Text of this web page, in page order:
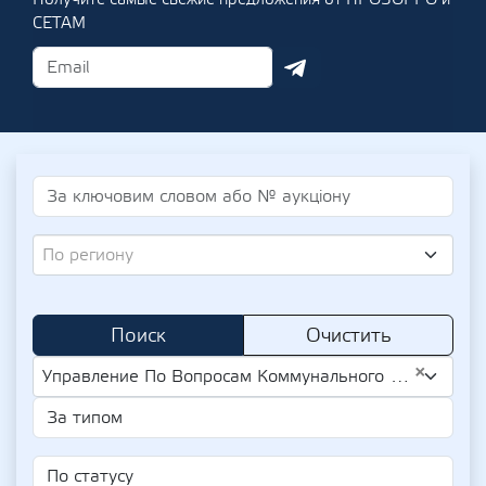
СЕТАМ
По региону
Поиск Очистить
×
Управление По Вопросам Коммунального Имущества И Земельных Отношений Исполнительного Комитета Лубенского Городского Совета (UA-EDR 37504366)